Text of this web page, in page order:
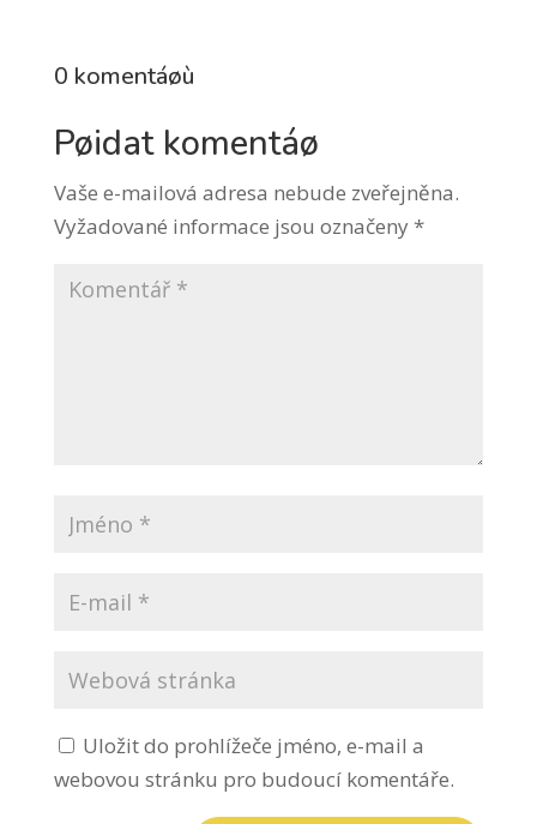
0 komentáøù
Pøidat komentáø
Vaše e-mailová adresa nebude zveřejněna.
Vyžadované informace jsou označeny *
Uložit do prohlížeče jméno, e-mail a
webovou stránku pro budoucí komentáře.